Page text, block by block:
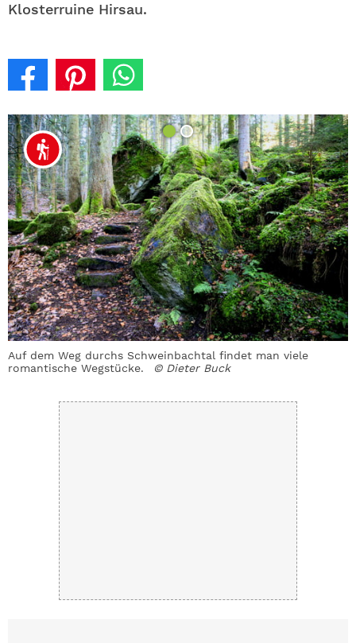
Klosterruine Hirsau.
Auf dem Weg durchs Schweinbachtal findet man viele
romantische Wegstücke.
© Dieter Buck